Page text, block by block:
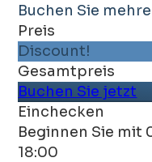
Buchen Sie
Preis
Discount!
Gesamtpreis
Buchen Sie jetzt
Einchecken
Beginnen Sie mit
18:00